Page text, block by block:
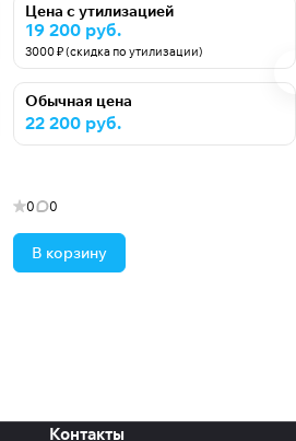
Цена с утилизацией
19 200 руб.
3000 ₽ (скидка по утилизации)
Обычная цена
22 200 руб.
0 0
В корзину
Контакты